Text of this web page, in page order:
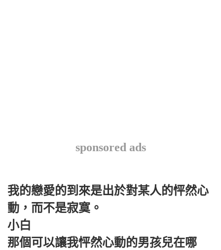
sponsored ads
我的戀愛的到來是出於對某人的怦然心
動，而不是寂寞。
小白
那個可以讓我怦然心動的男孩兒在哪